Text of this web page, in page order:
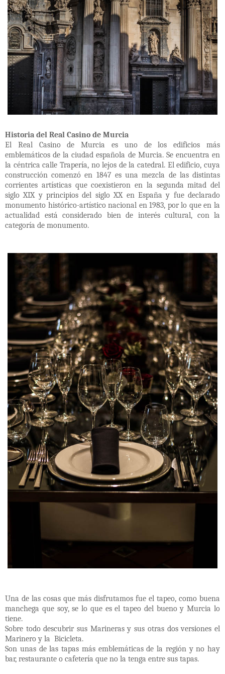
Historia del Real Casino de Murcia
El Real Casino de Murcia es uno de los edificios más
emblemáticos de la ciudad española de Murcia. Se encuentra en
la céntrica calle Trapería, no lejos de la catedral. El edificio, cuya
construcción comenzó en 1847 es una mezcla de las distintas
corrientes artísticas que coexistieron en la segunda mitad del
siglo XIX y principios del siglo XX en España y fue declarado
monumento histórico-artístico nacional en 1983, por lo que en la
actualidad está considerado bien de interés cultural, con la
categoría de monumento.
Una de las cosas que más disfrutamos fue el tapeo, como buena
manchega que soy, se lo que es el tapeo del bueno y Murcia lo
tiene.
Sobre todo descubrir sus Marineras y sus otras dos versiones el
Marinero y la Bicicleta.
Son unas de las tapas más emblemáticas de la región y no hay
bar, restaurante o cafetería que no la tenga entre sus tapas.